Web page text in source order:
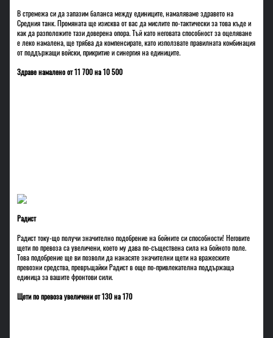
В стремежа си да запазим баланса между единиците, намаляваме здравето на
Средния танк. Промяната ще изисква от вас да мислите по-тактически за това къде и
как да разположите тази доверена опора. Тъй като неговата способност за оцеляване
е леко намалена, ще трябва да компенсирате, като използвате правилната комбинация
от поддържащи войски, прикритие и синергия на единиците.
Здраве намалено от 11 700 на 10 500
Радист
Радист току-що получи значително подобрение на бойните си способности! Неговите
щети по превоза са увеличени, което му дава по-съществена сила на бойното поле.
Това подобрение ще ви позволи да нанасяте значителни щети на вражеските
превозни средства, превръщайки Радист в още по-привлекателна поддържаща
единица за вашите фронтови сили.
Щети по превоза увеличени от 130 на 170